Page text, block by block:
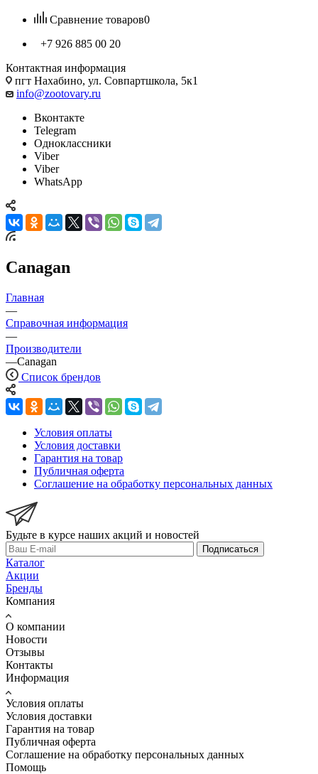
Сравнение товаров0
+7 926 885 00 20
Контактная информация
пгт Нахабино, ул. Совпартшкола, 5к1
info@zootovary.ru
Вконтакте
Telegram
Одноклассники
Viber
Viber
WhatsApp
Canagan
Главная
—
Справочная информация
—
Производители
—Canagan
Список брендов
Условия оплаты
Условия доставки
Гарантия на товар
Публичная оферта
Соглашение на обработку персональных данных
Будьте в курсе наших акций и новостей
Подписаться
Каталог
Акции
Бренды
Компания
О компании
Новости
Отзывы
Контакты
Информация
Условия оплаты
Условия доставки
Гарантия на товар
Публичная оферта
Соглашение на обработку персональных данных
Помощь